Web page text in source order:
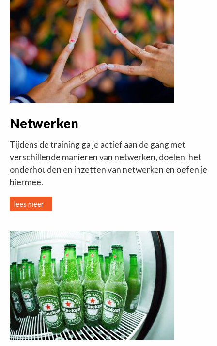
Netwerken
Tijdens de training ga je actief aan de gang met
verschillende manieren van netwerken, doelen, het
onderhouden en inzetten van netwerken en oefen je
hiermee.
lees meer